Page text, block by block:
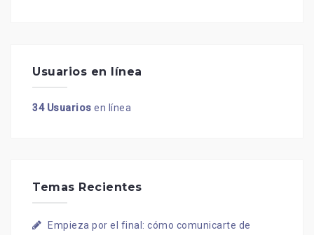
Usuarios en línea
34 Usuarios en línea
Temas Recientes
Empieza por el final: cómo comunicarte de